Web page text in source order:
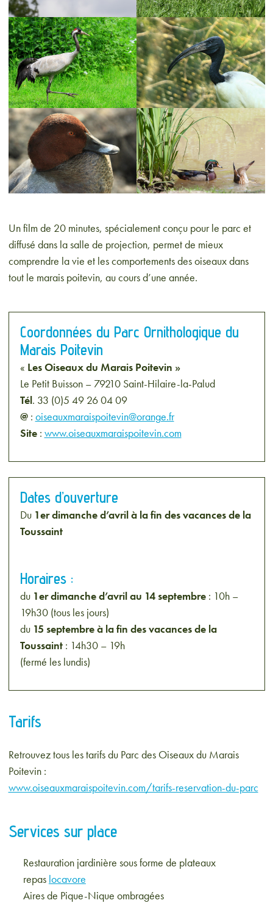
Un film de 20 minutes, spécialement conçu pour le parc et
diffusé dans la salle de projection, permet de mieux
comprendre la vie et les comportements des oiseaux dans
tout le marais poitevin, au cours d’une année.
Coordonnées du Parc Ornithologique du
Marais Poitevin
« Les Oiseaux du Marais Poitevin »
Le Petit Buisson – 79210 Saint-Hilaire-la-Palud
Tél. 33 (0)5 49 26 04 09
@: oiseauxmaraispoitevin@orange.fr
Site: www.oiseauxmaraispoitevin.com
Dates d’ouverture
Du 1er dimanche d’avril à la fin des vacances de la
Toussaint
Horaires :
du1er dimanche d’avril au 14 septembre: 10h –
19h30 (tous les jours)
du 15 septembre à la fin des vacances de la
Toussaint: 14h30 – 19h
(fermé les lundis)
Tarifs
Retrouvez tous les tarifs du Parc des Oiseaux du Marais
Poitevin :
www.oiseauxmaraispoitevin.com/tarifs-reservation-du-parc
Services sur place
Restauration jardinière sous forme de plateaux
repas locavore
Aires de Pique-Nique ombragées